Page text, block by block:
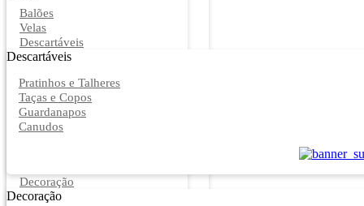
Balões
Velas
Descartáveis
Descartáveis
Pratinhos e Talheres
Taças e Copos
Guardanapos
Canudos
Decoração
Decoração